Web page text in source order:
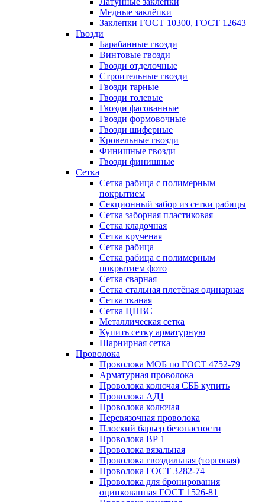
Медные заклёпки
Заклепки ГОСТ 10300, ГОСТ 12643
Гвозди
Барабанные гвозди
Винтовые гвозди
Гвозди отделочные
Строительные гвозди
Гвозди тарные
Гвозди толевые
Гвозди фасованные
Гвозди формовочные
Гвозди шиферные
Кровельные гвозди
Финишные гвозди
Гвозди финишные
Сетка
Сетка рабица с полимерным
покрытием
Секционный забор из сетки рабицы
Сетка заборная пластиковая
Сетка кладочная
Сетка крученая
Сетка рабица
Сетка рабица с полимерным
покрытием фото
Сетка сварная
Сетка стальная плетёная одинарная
Сетка тканая
Сетка ЦПВС
Металлическая сетка
Купить сетку арматурную
Шарнирная сетка
Проволока
Проволока МОБ по ГОСТ 4752-79
Арматурная проволока
Проволока колючая СББ купить
Проволока АД1
Проволока колючая
Перевязочная проволока
Плоский барьер безопасности
Проволока ВР 1
Проволока вязальная
Проволока гвоздильная (торговая)
Проволока ГОСТ 3282-74
Проволока для бронирования
оцинкованная ГОСТ 1526-81